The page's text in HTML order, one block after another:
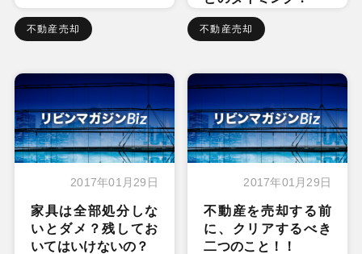
不動産売却 不動産売却
2017年01月29日
家具は全部処分しな
いとダメ？残してお
いてはいけないの？
2017年01月29日
不動産を売却する前
に、クリアするべき
二つのこと！！